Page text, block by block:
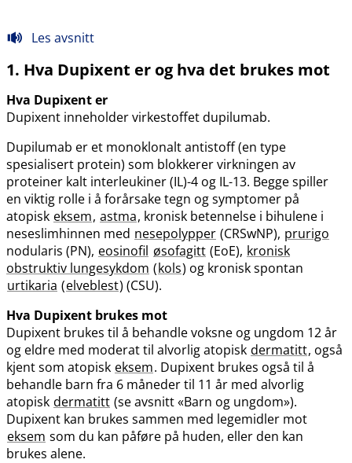
Les avsnitt
1. Hva Dupixent er og hva det brukes mot
Hva Dupixent er
Dupixent inneholder virkestoffet dupilumab.
Dupilumab er et monoklonalt antistoff (en type
spesialisert protein) som blokkerer virkningen av
proteiner kalt interleukiner (IL)-4 og IL-13. Begge spiller
en viktig rolle i å forårsake tegn og symptomer på
atopisk eksem, astma, kronisk betennelse i bihulene i
neseslimhinnen med nesepolypper (CRSwNP), prurigo
nodularis (PN), eosinofil øsofagitt (EoE), kronisk
obstruktiv lungesykdom (kols) og kronisk spontan
urtikaria (elveblest) (CSU).
Hva Dupixent brukes mot
Dupixent brukes til å behandle voksne og ungdom 12 år
og eldre med moderat til alvorlig atopisk dermatitt, også
kjent som atopisk eksem. Dupixent brukes også til å
behandle barn fra 6 måneder til 11 år med alvorlig
atopisk dermatitt (se avsnitt «Barn og ungdom»).
Dupixent kan brukes sammen med legemidler mot
eksem som du kan påføre på huden, eller den kan
brukes alene.